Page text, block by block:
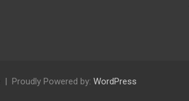
Proudly Powered by: WordPress